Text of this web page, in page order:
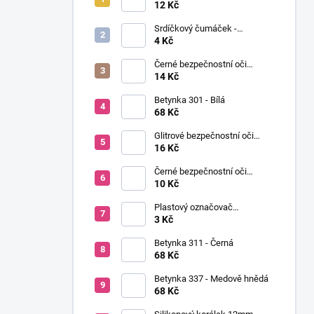
Ø12mm (pár)
12 Kč
Srdíčkový čumáček -
12x13mm
4 Kč
Černé bezpečnostní oči
Ø14mm (pár)
14 Kč
Betynka 301 - Bílá
68 Kč
Glitrové bezpečnostní oči
Ø10mm (Pár)
16 Kč
Černé bezpečnostní oči
Ø10mm (pár)
10 Kč
Plastový označovač
(markovátko)
3 Kč
Betynka 311 - Černá
68 Kč
Betynka 337 - Medově hnědá
68 Kč